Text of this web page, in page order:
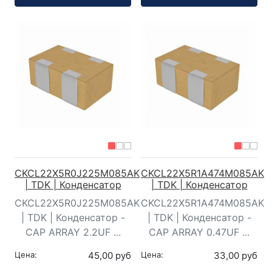
CKCL22X5R0J225M085AK
| TDK | Конденсатор
CKCL22X5R0J225M085AK
| TDK | Конденсатор -
CAP ARRAY 2.2UF ...
Цена: 45,00 руб
CKCL22X5R1A474M085AK
| TDK | Конденсатор
CKCL22X5R1A474M085AK
| TDK | Конденсатор -
CAP ARRAY 0.47UF ...
Цена: 33,00 руб